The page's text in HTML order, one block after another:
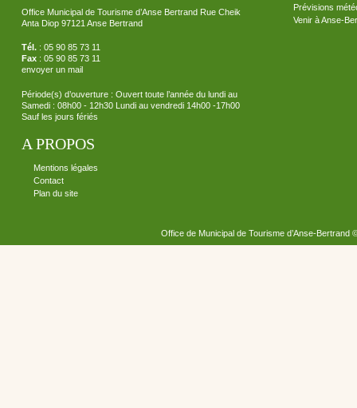
Office Municipal de Tourisme d’Anse Bertrand Rue Cheik
Anta Diop 97121 Anse Bertrand
Tél. : 05 90 85 73 11
Fax : 05 90 85 73 11
envoyer un mail
Période(s) d’ouverture : Ouvert toute l’année du lundi au
Samedi : 08h00 - 12h30 Lundi au vendredi 14h00 -17h00
Sauf les jours fériés
A PROPOS
Mentions légales
Contact
Plan du site
Prévisions
Venir à Anse-
Office de Municipal de Tourisme d’Anse-